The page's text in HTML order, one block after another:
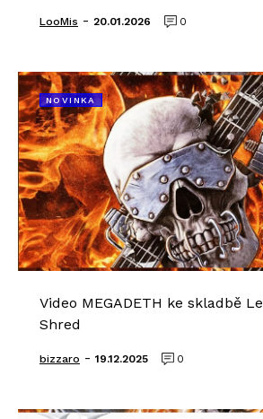
LooMis - 20.01.2026 0
NOVINKA
Video MEGADETH ke skladbě
Shred
bizzaro - 19.12.2025 0